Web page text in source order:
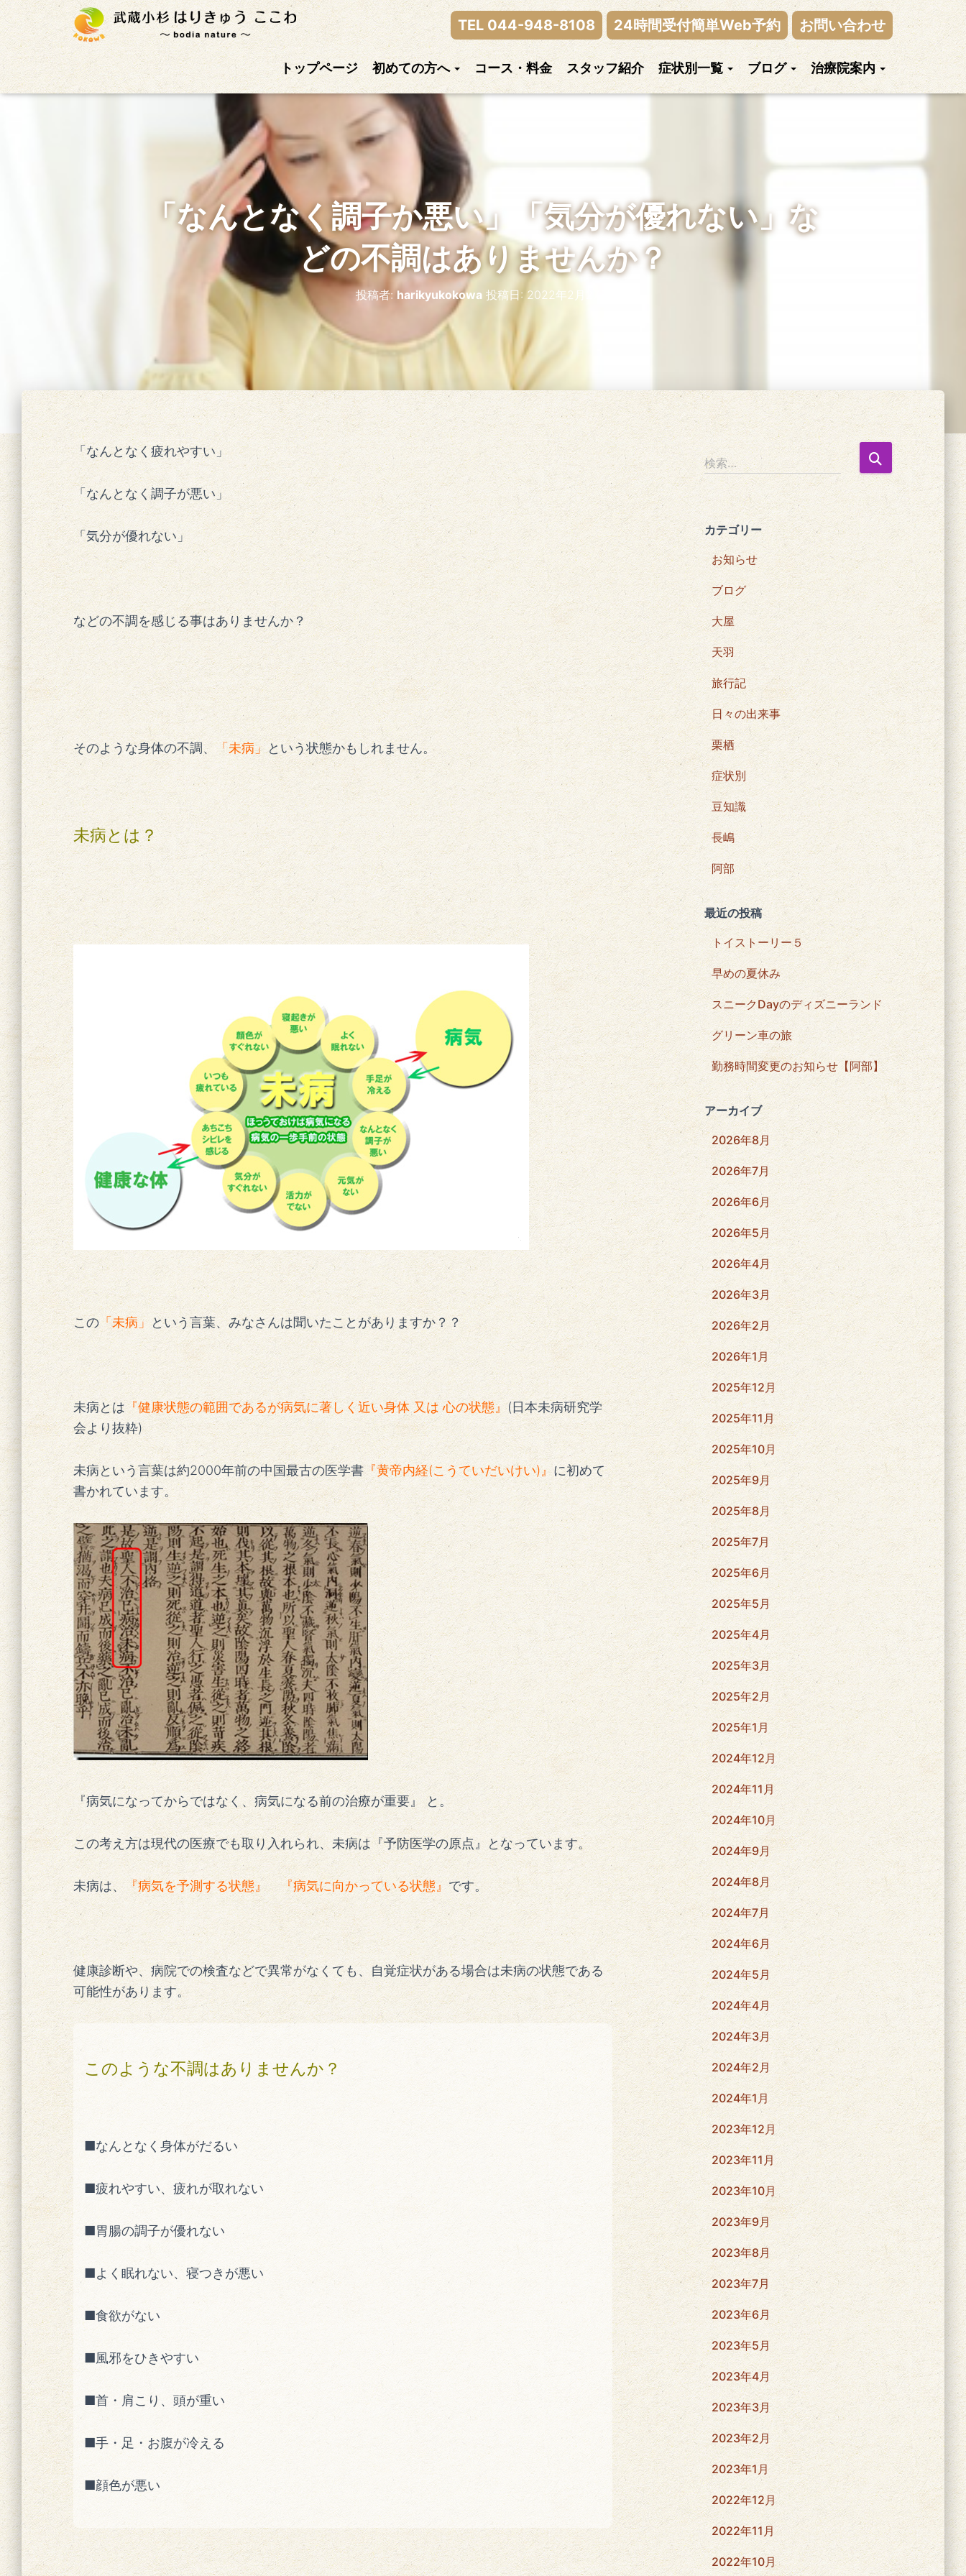
武蔵小杉徒歩4分の鍼灸治療院。首肩こり、腰痛、自律神経の乱れまでご相談下さい。
TEL 044-948-8108 24時間受付簡単Web予約 お問い合わせ
トップページ 初めての方へ コース・料金 スタッフ紹介 症状別一覧 ブログ 治療院案内
「なんとなく調子か悪い」「気分が優れない」な
どの不調はありませんか？
投稿者: harikyukokowa 投稿日: 2022年2月27日
「なんとなく疲れやすい」
「なんとなく調子が悪い」
「気分が優れない」
などの不調を感じる事はありませんか？
そのような身体の不調、「未病」という状態かもしれません。
未病とは？
この「未病」 という言葉、みなさんは聞いたことがありますか？？
未病とは『健康状態の範囲であるが病気に著しく近い身体 又は 心の状態』(日本未病研究学
会より抜粋)
未病という言葉は約2000年前の中国最古の医学書『黄帝内経(こうていだいけい)』に初めて
書かれています。
『病気になってからではなく、病気になる前の治療が重要』 と。
この考え方は現代の医療でも取り入れられ、未病は『予防医学の原点』となっています。
未病は、『病気を予測する状態』 『病気に向かっている状態』 です。
健康診断や、病院での検査などで異常がなくても、自覚症状がある場合は未病の状態である
可能性があります。
このような不調はありませんか？
■なんとなく身体がだるい
■疲れやすい、疲れが取れない
■胃腸の調子が優れない
■よく眠れない、寝つきが悪い
■食欲がない
■風邪をひきやすい
■首・肩こり、頭が重い
■手・足・お腹が冷える
■顔色が悪い
検
索
検索…
カテゴリー
お知らせ
ブログ
大屋
天羽
旅行記
日々の出来事
栗栖
症状別
豆知識
長嶋
阿部
最近の投稿
トイストーリー５
早めの夏休み
スニークDayのディズニーランド
グリーン車の旅
勤務時間変更のお知らせ【阿部】
アーカイブ
2026年8月
2026年7月
2026年6月
2026年5月
2026年4月
2026年3月
2026年2月
2026年1月
2025年12月
2025年11月
2025年10月
2025年9月
2025年8月
2025年7月
2025年6月
2025年5月
2025年4月
2025年3月
2025年2月
2025年1月
2024年12月
2024年11月
2024年10月
2024年9月
2024年8月
2024年7月
2024年6月
2024年5月
2024年4月
2024年3月
2024年2月
2024年1月
2023年12月
2023年11月
2023年10月
2023年9月
2023年8月
2023年7月
2023年6月
2023年5月
2023年4月
2023年3月
2023年2月
2023年1月
2022年12月
2022年11月
2022年10月